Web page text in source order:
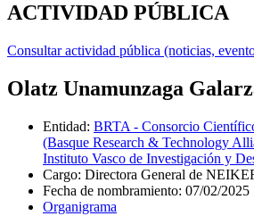
ACTIVIDAD PÚBLICA
Consultar actividad pública (noticias,
Olatz Unamunzaga
Entidad: BRTA - Consorcio
(Basque Research & Technology
Instituto Vasco de Investigación y
Cargo: Directora General de
Fecha de nombramiento: 07/02/2025
Organigrama